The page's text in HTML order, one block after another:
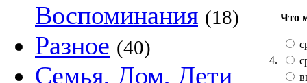
Воспоминания (18)
Разное (40)
Семья, Дом, Дети
4.
Что